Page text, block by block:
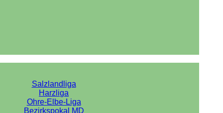
Salzlandliga
Harzliga
Ohre-Elbe-Liga
Bezirkspokal MD